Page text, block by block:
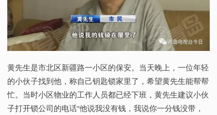
黄先生是市北区新疆路一小区的保安。当天晚上，一位年轻
的小伙子找到他，称自己钥匙锁家里了，希望黄先生能帮帮
忙。当时小区物业的工作人员都已经下班，黄先生建议小伙
子打开锁公司的电话“他说我没有钱，我说你一分钱没带，